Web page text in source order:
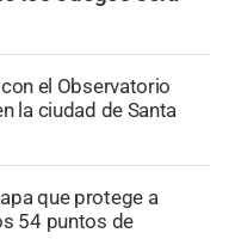
el Observatorio
la ciudad de Santa
que protege a
54 puntos de